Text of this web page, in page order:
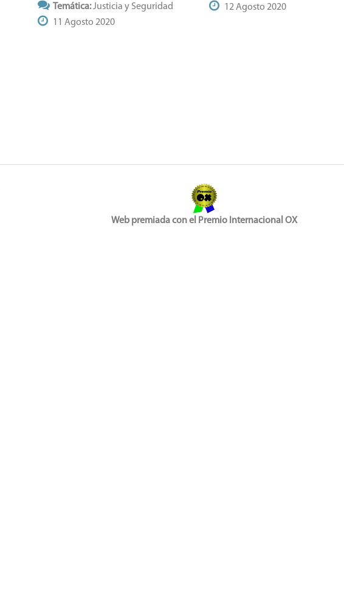
Temática:Justicia y Seguridad
11 Agosto 2020
12 Agosto 2020
Web premiada con el Premio Internacional OX